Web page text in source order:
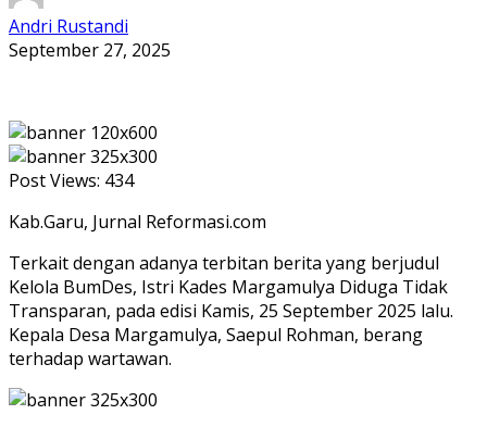
Andri Rustandi
September 27, 2025
Post Views: 434
Kab.Garu, Jurnal Reformasi.com
Terkait dengan adanya terbitan berita yang berjudul
Kelola BumDes, Istri Kades Margamulya Diduga Tidak
Transparan, pada edisi Kamis, 25 September 2025 lalu.
Kepala Desa Margamulya, Saepul Rohman, berang
terhadap wartawan.